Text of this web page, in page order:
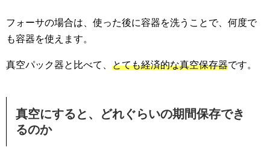
フォーサの場合は、使った後に容器を洗うことで、何度で
も容器を使えます。
真空パック器と比べて、 とても経済的な真空保存器です。
真空にすると、どれぐらいの期間保存でき
るのか